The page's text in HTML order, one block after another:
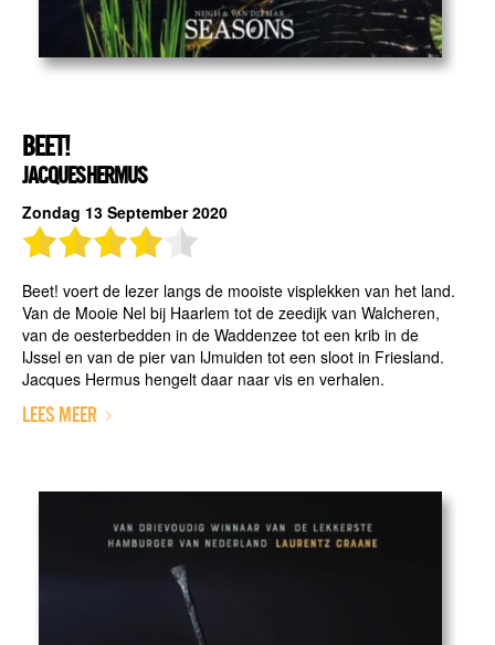
BEET!
JACQUES HERMUS
Zondag 13 September 2020
Beet! voert de lezer langs de mooiste visplekken van het land.
Van de Mooie Nel bij Haarlem tot de zeedijk van Walcheren,
van de oesterbedden in de Waddenzee tot een krib in de
IJssel en van de pier van IJmuiden tot een sloot in Friesland.
Jacques Hermus hengelt daar naar vis en verhalen.
LEES MEER